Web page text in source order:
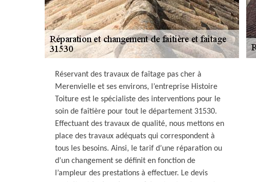
Réservant des travaux de faîtage pas cher à
Merenvielle et ses environs, l’entreprise Histoire
Toiture est le spécialiste des interventions pour le
soin de faîtière pour tout le département 31530.
Effectuant des travaux de qualité, nous mettons en
place des travaux adéquats qui correspondent à
tous les besoins. Ainsi, le tarif d’une réparation ou
d’un changement se définit en fonction de
l’ampleur des prestations à effectuer. Le devis